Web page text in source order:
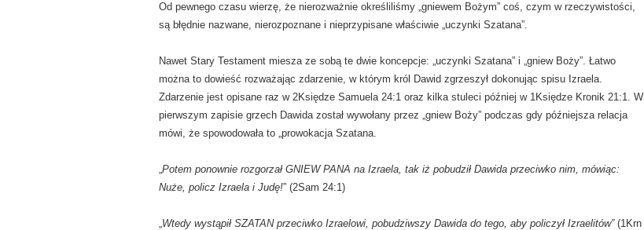
Od pewnego czasu wierzę, że nierozważnie określiliśmy „gniewem Bożym” coś, czym w rzeczywistości,
są błędnie nazwane, nierozpoznane i nieprzypisane właściwie „uczynki Szatana”.
Nawet Stary Testament miesza ze sobą te dwie koncepcje: „uczynki Szatana” i „gniew Boży”. Łatwo
można to dowieść rozważając zdarzenie, w którym król Dawid zgrzeszył dokonując spisu Izraela.
Zdarzenie jest opisane raz w 2Księdze Samuela 24:1 oraz kilka stuleci później w 1Księdze Kronik 21:1. W
pierwszym zapisie grzech Dawida został wywołany przez „gniew Boży” podczas gdy późniejsza relacja
mówi, że spowodowała to „prowokacja Szatana.
„Potem ponownie rozgorzał GNIEW PANA na Izraela, tak iż pobudził Dawida przeciwko nim, mówiąc:
Nuże, policz Izraela i Judę!” (2Sam 24:1)
„Wtedy wystąpił SZATAN przeciwko Izraelowi, pobudziwszy Dawida do tego, aby policzył Izraelitów”(1Krn